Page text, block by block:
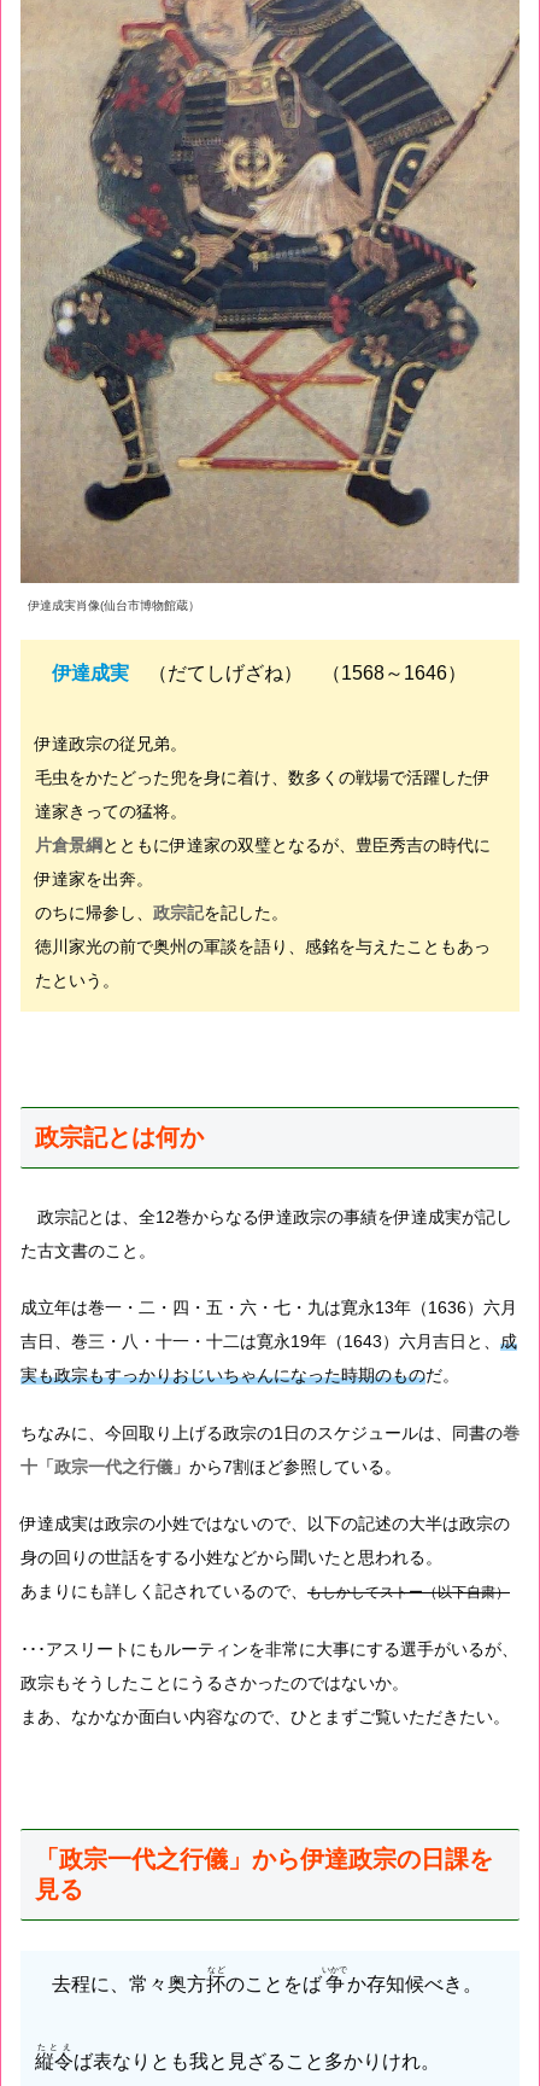
伊達成実肖像(仙台市博物館蔵）
伊達成実 （だてしげざね） （1568～1646）
伊達政宗の従兄弟。
毛虫をかたどった兜を身に着け、数多くの戦場で活躍した伊
達家きっての猛将。
片倉景綱とともに伊達家の双璧となるが、豊臣秀吉の時代に
伊達家を出奔。
のちに帰参し、 政宗記を記した。
徳川家光の前で奥州の軍談を語り、感銘を与えたこともあっ
たという。
政宗記とは何か
政宗記とは、全12巻からなる伊達政宗の事績を伊達成実が記し
た古文書のこと。
成立年は巻一・二・四・五・六・七・九は寛永13年（1636）六月
吉日、巻三・八・十一・十二は寛永19年（1643）六月吉日と、 成
実も政宗もすっかりおじいちゃんになった時期のものだ。
ちなみに、今回取り上げる政宗の1日のスケジュールは、同書の巻
十「政宗一代之行儀」 から7割ほど参照している。
伊達成実は政宗の小姓ではないので、以下の記述の大半は政宗の
身の回りの世話をする小姓などから聞いたと思われる。
あまりにも詳しく記されているので、 もしかしてストー（以下自粛）
･･･アスリートにもルーティンを非常に大事にする選手がいるが、
政宗もそうしたことにうるさかったのではないか。
まあ、なかなか面白い内容なので、ひとまずご覧いただきたい。
「政宗一代之行儀」から伊達政宗の日課を
見る
去程に、常々奥方抔
など
のことをば争
いかで
か存知候べき。
縦令
たとえ
ば表なりとも我と見ざること多かりけれ。